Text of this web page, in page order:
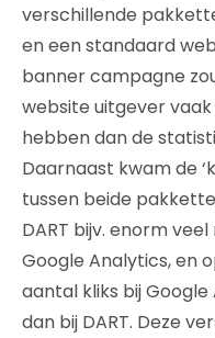
verschillende
en een standaard
banner campagne
website uitgever
hebben dan de
Daarnaast kwam de
tussen beide
DART bijv. enorm
Google Analytics, en
aantal kliks bij
dan bij DART. Deze